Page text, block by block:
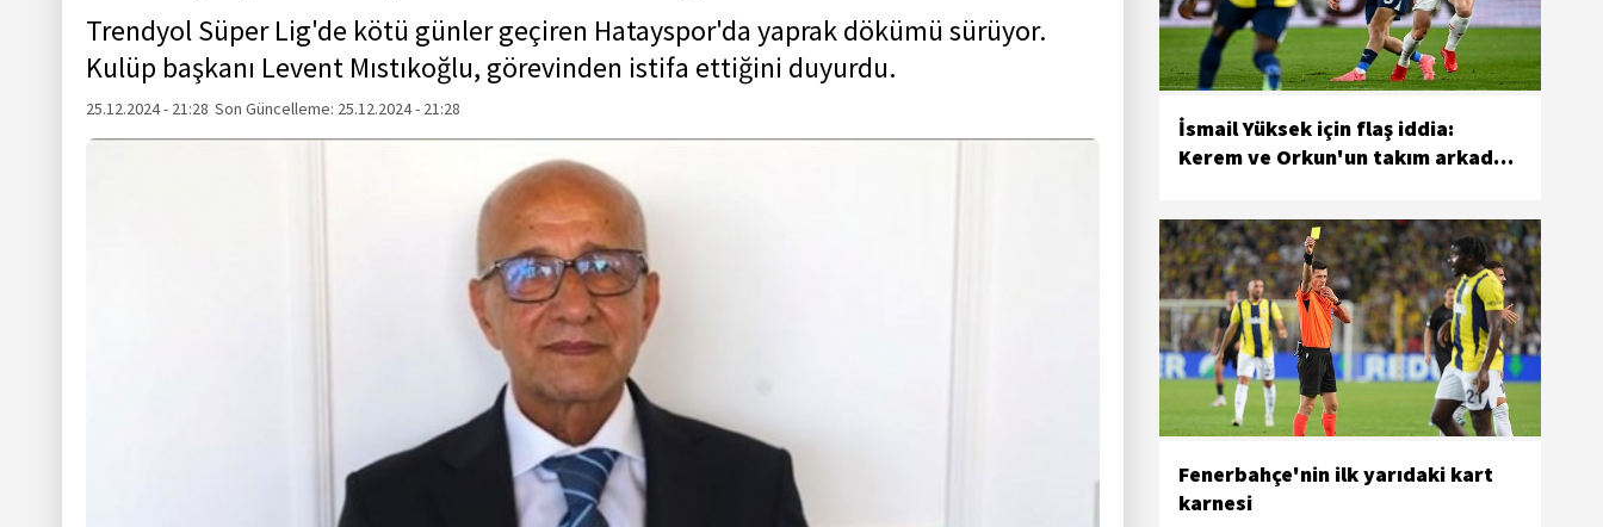
Trendyol Süper Lig'de kötü günler geçiren Hatayspor'da yaprak dökümü sürüyor.
Kulüp başkanı Levent Mıstıkoğlu, görevinden istifa ettiğini duyurdu.
25.12.2024 - 21:28 Son Güncelleme: 25.12.2024 - 21:28
İsmail Yüksek için flaş iddia:
Kerem ve Orkun'un takım arkadaşı
Fenerbahçe'nin ilk yarıdaki kart
karnesi